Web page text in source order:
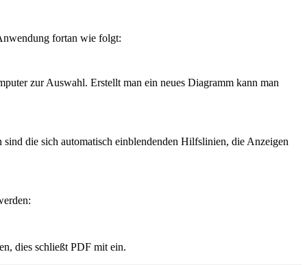
fortan wie folgt:
zur Auswahl. Erstellt man ein neues Diagramm kann man
die sich automatisch einblendenden Hilfslinien, die Anzeigen
dies schließt PDF mit ein.